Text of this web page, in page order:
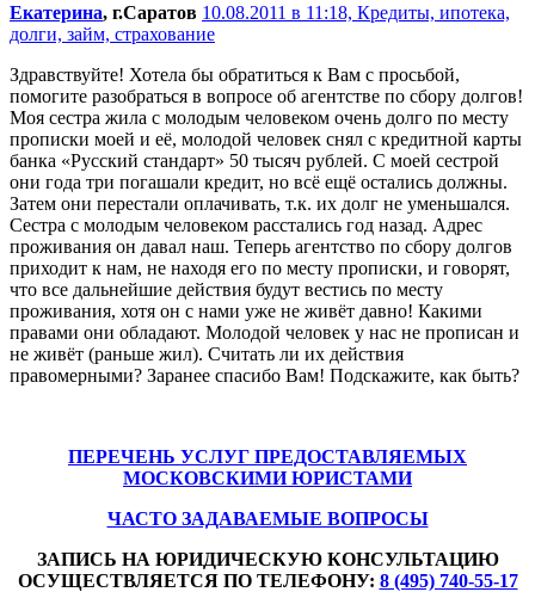
Екатерина, г.Саратов 10.08.2011 в 11:18, Кредиты, ипотека,
долги, займ, страхование
Здравствуйте! Хотела бы обратиться к Вам с просьбой,
помогите разобраться в вопросе об агентстве по сбору долгов!
Моя сестра жила с молодым человеком очень долго по месту
прописки моей и её, молодой человек снял с кредитной карты
банка «Русский стандарт» 50 тысяч рублей. С моей сестрой
они года три погашали кредит, но всё ещё остались должны.
Затем они перестали оплачивать, т.к. их долг не уменьшался.
Сестра с молодым человеком расстались год назад. Адрес
проживания он давал наш. Теперь агентство по сбору долгов
приходит к нам, не находя его по месту прописки, и говорят,
что все дальнейшие действия будут вестись по месту
проживания, хотя он с нами уже не живёт давно! Какими
правами они обладают. Молодой человек у нас не прописан и
не живёт (раньше жил). Считать ли их действия
правомерными? Заранее спасибо Вам! Подскажите, как быть?
ПЕРЕЧЕНЬ УСЛУГ ПРЕДОСТАВЛЯЕМЫХ
МОСКОВСКИМИ ЮРИСТАМИ
ЧАСТО ЗАДАВАЕМЫЕ ВОПРОСЫ
ЗАПИСЬ НА ЮРИДИЧЕСКУЮ КОНСУЛЬТАЦИЮ
ОСУЩЕСТВЛЯЕТСЯ ПО ТЕЛЕФОНУ: 8 (495) 740-55-17